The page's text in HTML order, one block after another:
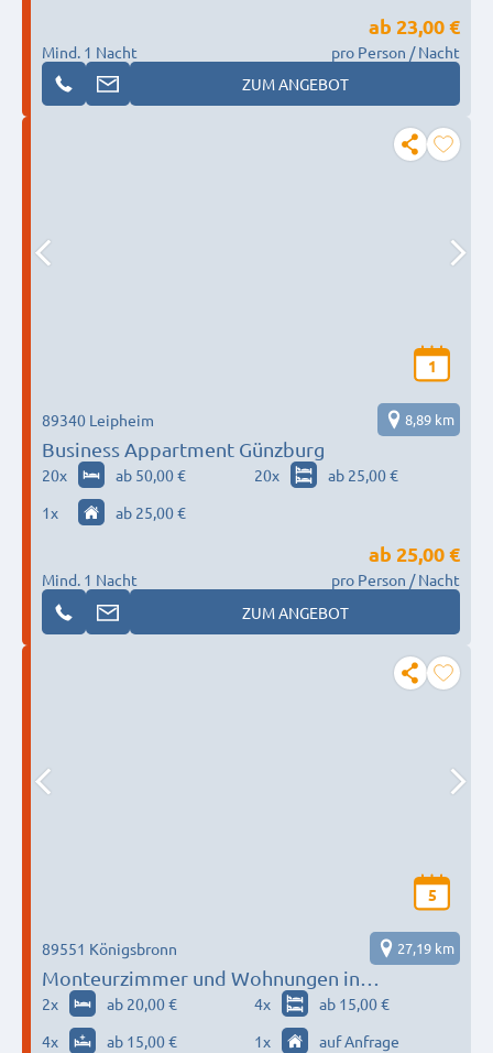
Mind. 1 Nacht
ab 23,00 €
pro Person / Nacht
ZUM ANGEBOT
1
Business Appartment Günzburg
89340 Leipheim 8,89 km
20x ab 50,00 € 20x
ab 25,00 €
1x ab 25,00 €
Mind. 1 Nacht
ab 25,00 €
pro Person / Nacht
ZUM ANGEBOT
5
Monteurzimmer und Wohnungen in
Königsbronn
89551 Königsbronn 27,19 km
2x ab 20,00 € 4x
ab 15,00 €
4x ab 15,00 € 1x auf Anfrage